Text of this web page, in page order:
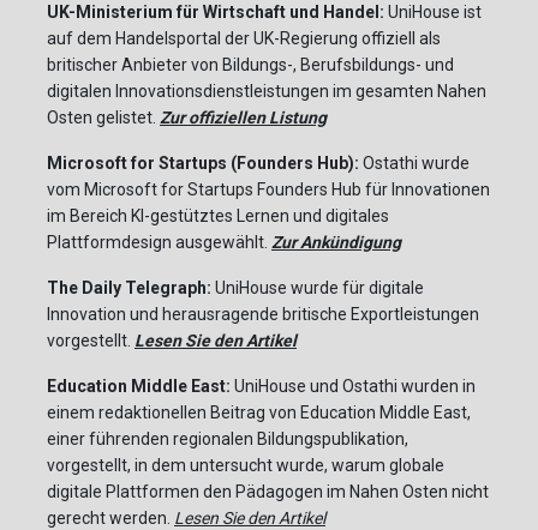
UK-Ministerium für Wirtschaft und Handel: UniHouse ist
auf dem Handelsportal der UK-Regierung offiziell als
britischer Anbieter von Bildungs-, Berufsbildungs- und
digitalen Innovationsdienstleistungen im gesamten Nahen
Osten gelistet. Zur offiziellen Listung
Microsoft for Startups (Founders Hub): Ostathi wurde
vom Microsoft for Startups Founders Hub für Innovationen
im Bereich KI-gestütztes Lernen und digitales
Plattformdesign ausgewählt. Zur Ankündigung
The Daily Telegraph: UniHouse wurde für digitale
Innovation und herausragende britische Exportleistungen
vorgestellt. Lesen Sie den Artikel
Education Middle East: UniHouse und Ostathi wurden in
einem redaktionellen Beitrag von Education Middle East,
einer führenden regionalen Bildungspublikation,
vorgestellt, in dem untersucht wurde, warum globale
digitale Plattformen den Pädagogen im Nahen Osten nicht
gerecht werden. Lesen Sie den Artikel